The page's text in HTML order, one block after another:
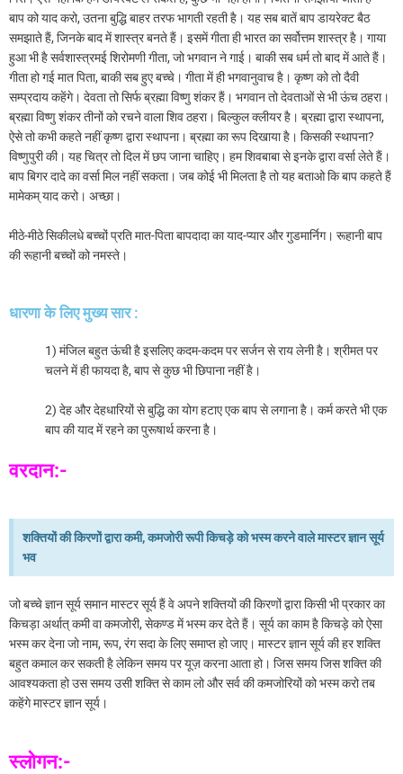
बाप को याद करो, उतना बुद्धि बाहर तरफ भागती रहती है। यह सब बातें बाप डायरेक्ट बैठ
समझाते हैं, जिनके बाद में शास्त्र बनते हैं। इसमें गीता ही भारत का सर्वोत्तम शास्त्र है। गाया
हुआ भी है सर्वशास्त्रमई शिरोमणी गीता, जो भगवान ने गाई। बाकी सब धर्म तो बाद में आते हैं।
गीता हो गई मात पिता, बाकी सब हुए बच्चे। गीता में ही भगवानुवाच है। कृष्ण को तो दैवी
सम्प्रदाय कहेंगे। देवता तो सिर्फ ब्रह्मा विष्णु शंकर हैं। भगवान तो देवताओं से भी ऊंच ठहरा।
ब्रह्मा विष्णु शंकर तीनों को रचने वाला शिव ठहरा। बिल्कुल क्लीयर है। ब्रह्मा द्वारा स्थापना,
ऐसे तो कभी कहते नहीं कृष्ण द्वारा स्थापना। ब्रह्मा का रूप दिखाया है। किसकी स्थापना?
विष्णुपुरी की। यह चित्र तो दिल में छप जाना चाहिए। हम शिवबाबा से इनके द्वारा वर्सा लेते हैं।
बाप बिगर दादे का वर्सा मिल नहीं सकता। जब कोई भी मिलता है तो यह बताओ कि बाप कहते हैं
मामेकम् याद करो। अच्छा।
मीठे-मीठे सिकीलधे बच्चों प्रति मात-पिता बापदादा का याद-प्यार और गुडमार्निग। रूहानी बाप
की रूहानी बच्चों को नमस्ते।
धारणा के लिए मुख्य सार :
1) मंजिल बहुत ऊंची है इसलिए कदम-कदम पर सर्जन से राय लेनी है। श्रीमत पर
चलने में ही फायदा है, बाप से कुछ भी छिपाना नहीं है।
2) देह और देहधारियों से बुद्धि का योग हटाए एक बाप से लगाना है। कर्म करते भी एक
बाप की याद में रहने का पुरूषार्थ करना है।
वरदान:-
शक्तियों की किरणों द्वारा कमी, कमजोरी रूपी किचड़े को भस्म करने वाले मास्टर ज्ञान सूर्य
भव
जो बच्चे ज्ञान सूर्य समान मास्टर सूर्य हैं वे अपने शक्तियों की किरणों द्वारा किसी भी प्रकार का
किचड़ा अर्थात् कमी वा कमजोरी, सेकण्ड में भस्म कर देते हैं। सूर्य का काम है किचड़े को ऐसा
भस्म कर देना जो नाम, रूप, रंग सदा के लिए समाप्त हो जाए। मास्टर ज्ञान सूर्य की हर शक्ति
बहुत कमाल कर सकती है लेकिन समय पर यूज़ करना आता हो। जिस समय जिस शक्ति की
आवश्यकता हो उस समय उसी शक्ति से काम लो और सर्व की कमजोरियों को भस्म करो तब
कहेंगे मास्टर ज्ञान सूर्य।
स्लोगन:-